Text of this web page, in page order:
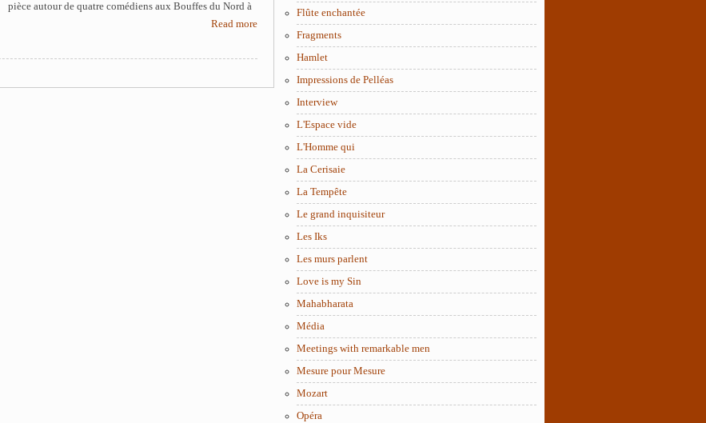
pièce autour de quatre comédiens aux Bouffes du Nord à
Read more
Flûte enchantée
Fragments
Hamlet
Impressions de Pelléas
Interview
L'Espace vide
L'Homme qui
La Cerisaie
La Tempête
Le grand inquisiteur
Les Iks
Les murs parlent
Love is my Sin
Mahabharata
Média
Meetings with remarkable men
Mesure pour Mesure
Mozart
Opéra